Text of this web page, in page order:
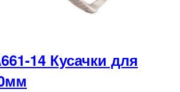
14 Кусачки для